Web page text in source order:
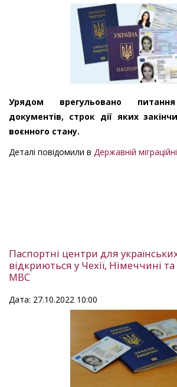
Урядом врегульовано
документів, строк дії яких
воєнного стану.
Деталі повідомили в Державній
Паспортні центри для
відкриються у Чехії, Німеччині
МВС
Дата: 27.10.2022 10:00